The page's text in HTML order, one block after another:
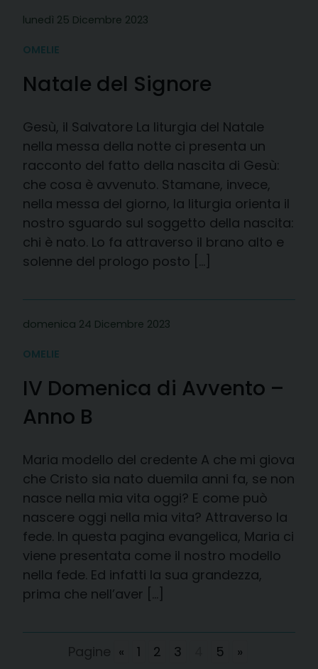
lunedì 25 Dicembre 2023
OMELIE
Natale del Signore
Gesù, il Salvatore La liturgia del Natale
nella messa della notte ci presenta un
racconto del fatto della nascita di Gesù:
che cosa è avvenuto. Stamane, invece,
nella messa del giorno, la liturgia orienta il
nostro sguardo sul soggetto della nascita:
chi è nato. Lo fa attraverso il brano alto e
solenne del prologo posto […]
domenica 24 Dicembre 2023
OMELIE
IV Domenica di Avvento –
Anno B
Maria modello del credente A che mi giova
che Cristo sia nato duemila anni fa, se non
nasce nella mia vita oggi? E come può
nascere oggi nella mia vita? Attraverso la
fede. In questa pagina evangelica, Maria ci
viene presentata come il nostro modello
nella fede. Ed infatti la sua grandezza,
prima che nell’aver […]
Pagine « 1 2 3 5 »